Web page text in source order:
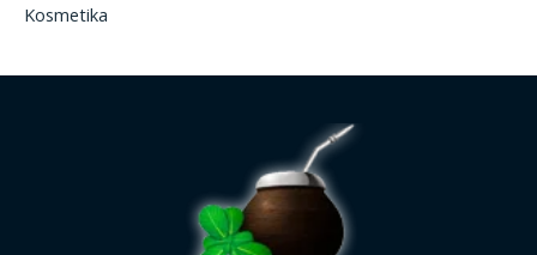
Kosmetika